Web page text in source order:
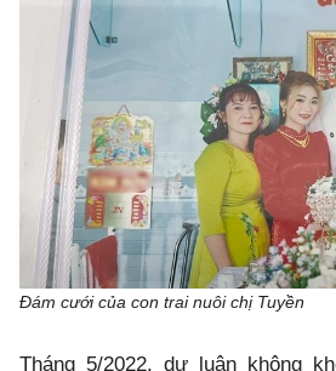
Đám cưới của con trai nuôi chị Tuyền
Tháng 5/2022, dư luận không